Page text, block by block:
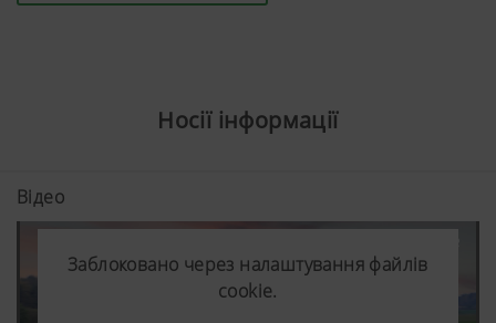
Носії інформації
Відео
Заблоковано через налаштування файлів
cookie.
Заблоковано через налаштування файлів
cookie.
Заблоковано через налаштування файлів
cookie.